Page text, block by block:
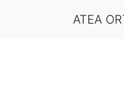
ATEA